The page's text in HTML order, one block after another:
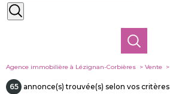
Agence immobilière à Lézignan-Corbières Vente
65 annonce(s) trouvée(s) selon vos critères